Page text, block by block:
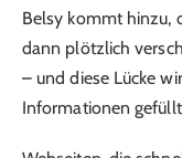
Belsy kommt hinzu,
dann plötzlich
– und diese Lücke
Informationen